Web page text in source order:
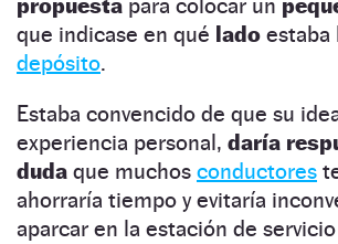
propuesta para colocar un
que indicase en qué lado estaba
depósito.
Estaba convencido de que su
experiencia personal, daría
duda que muchos conductores
ahorraría tiempo y evitaría
aparcar en la estación de